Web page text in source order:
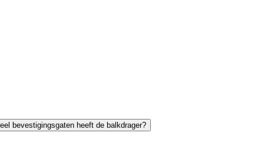
bevestigingsgaten heeft de balkdrager?